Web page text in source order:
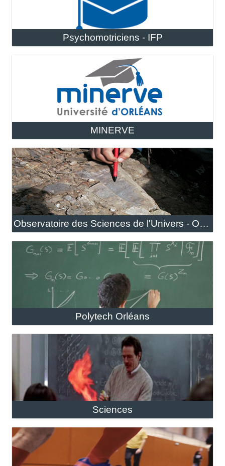
Psychomotriciens - IFP
MINERVE
Observatoire des Sciences de l'Univers - OSUC
Polytech Orléans
Sciences